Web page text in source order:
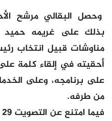
بذلك على غريمه حميد
مناوشات قبيل انتخاب
أحقيته في إلقاء كلمة
على برنامجه، وعلى
من طرفه.
فيما امتنع عن التصويت 29 عضوا، فيما تحفظ عضوان.